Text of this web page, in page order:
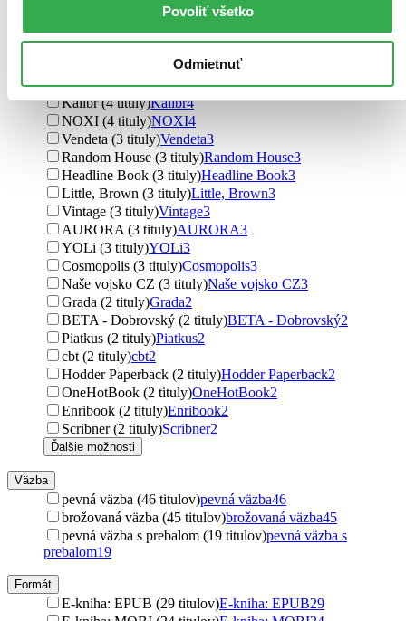
Povoliť všetko
Odmietnuť
YOLi CZ (6 titulov)YOLi CZ6
HarperCollins (5 titulov)HarperCollins5
Ikar CZ4
Lindeni (4 tituly)Lindeni4
Kalibr (4 tituly)Kalibr4
NOXI (4 tituly)NOXI4
Vendeta (3 tituly)Vendeta3
Random House (3 tituly)Random House3
Headline Book (3 tituly)Headline Book3
Little, Brown (3 tituly)Little, Brown3
Vintage (3 tituly)Vintage3
AURORA (3 tituly)AURORA3
YOLi (3 tituly)YOLi3
Cosmopolis (3 tituly)Cosmopolis3
Naše vojsko CZ (3 tituly)Naše vojsko CZ3
Grada (2 tituly)Grada2
BETA - Dobrovský (2 tituly)BETA - Dobrovský2
Piatkus (2 tituly)Piatkus2
cbt (2 tituly)cbt2
Hodder Paperback (2 tituly)Hodder Paperback2
OneHotBook (2 tituly)OneHotBook2
Enribook (2 tituly)Enribook2
Scribner (2 tituly)Scribner2
Ďalšie možnosti
Väzba
pevná väzba (46 titulov)pevná väzba46
brožovaná väzba (45 titulov)brožovaná väzba45
pevná väzba s prebalom (19 titulov)pevná väzba s
prebalom19
Formát
E-kniha: EPUB (29 titulov)E-kniha: EPUB29